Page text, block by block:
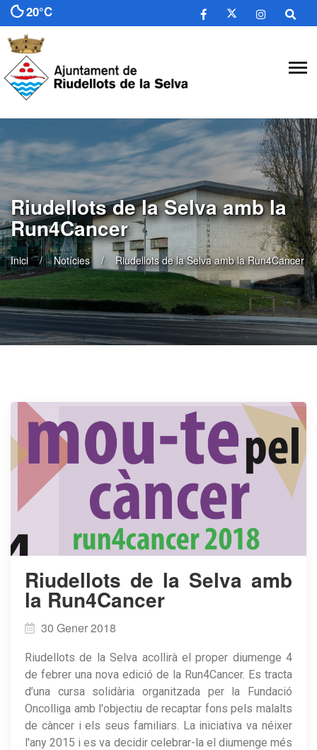
20°C
Riudellots de la Selva amb la
Run4Cancer
Inici Notícies Riudellots de la Selva amb la Run4Cancer
Riudellots de la Selva amb
la Run4Cancer
30 Gener 2018
Riudellots de la Selva acollirà el proper diumenge 4
de febrer una nova edició de la Run4Cancer. Es tracta
d’una cursa solidària organitzada per la Fundació
Oncolliga amb l'objectiu de recaptar fons pels malalts
de càncer i els seus familiars. La iniciativa va néixer
l'any 2015 i es va decidir celebrar-la el diumenge més